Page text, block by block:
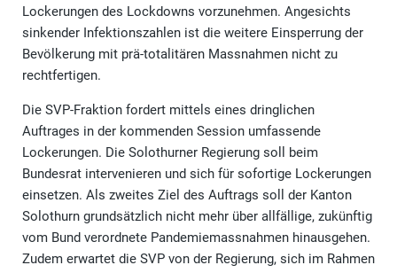
Lockerungen des Lockdowns vorzunehmen. Angesichts
sinkender Infektionszahlen ist die weitere Einsperrung der
Bevölkerung mit prä-totalitären Massnahmen nicht zu
rechtfertigen.
Die SVP-Fraktion fordert mittels eines dringlichen
Auftrages in der kommenden Session umfassende
Lockerungen. Die Solothurner Regierung soll beim
Bundesrat intervenieren und sich für sofortige Lockerungen
einsetzen. Als zweites Ziel des Auftrags soll der Kanton
Solothurn grundsätzlich nicht mehr über allfällige, zukünftig
vom Bund verordnete Pandemiemassnahmen hinausgehen.
Zudem erwartet die SVP von der Regierung, sich im Rahmen